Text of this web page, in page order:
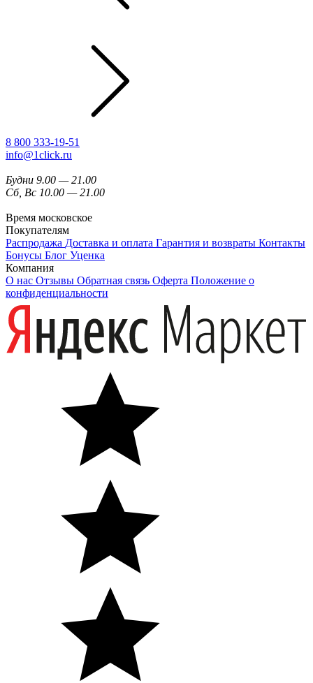
8 800 333-19-51
info@1click.ru
Будни 9.00 — 21.00
Сб, Вс 10.00 — 21.00
Время московское
Покупателям
Распродажа Доставка и оплата Гарантия и возвраты Контакты
Бонусы Блог Уценка
Компания
О нас Отзывы Обратная связь Оферта Положение о
конфиденциальности